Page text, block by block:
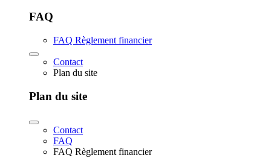
FAQ
FAQ Règlement financier
Contact
Plan du site
Plan du site
Contact
FAQ
FAQ Règlement financier